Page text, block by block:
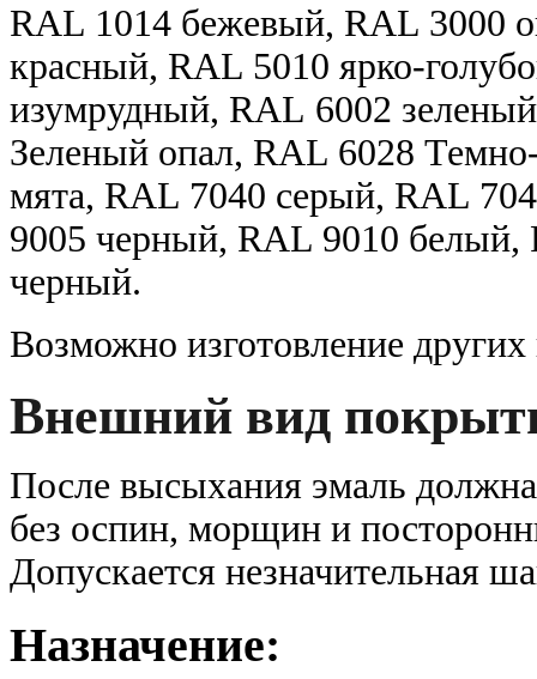
RAL 1014 бежевый, RAL 3000
красный, RAL 5010 ярко-
изумрудный, RAL 6002
Зеленый опал, RAL 6028
мята, RAL 7040 серый, RAL
9005 черный, RAL 9010 белый,
черный.
Возможно изготовление
Внешний вид
После высыхания эмаль
без оспин, морщин и
Допускается незначительная
Назначение: